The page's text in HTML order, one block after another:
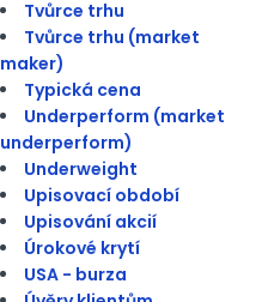
Tvůrce trhu
Tvůrce trhu (market
maker)
Typická cena
Underperform (market
underperform)
Underweight
Upisovací období
Upisování akcií
Úrokové krytí
USA - burza